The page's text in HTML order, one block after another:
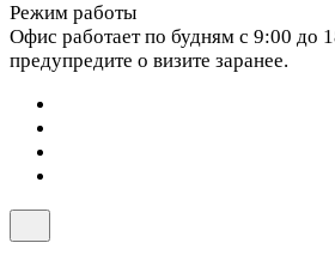
Режим работы
Офис работает по будням с 9:00 до
предупредите о визите заранее.